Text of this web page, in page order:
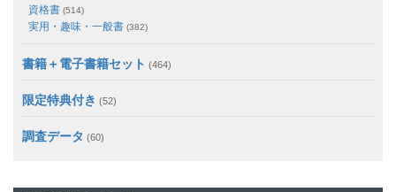
資格書 (514)
実用・趣味・一般書 (382)
書籍＋電子書籍セット (464)
限定特典付き (52)
調査データ (60)